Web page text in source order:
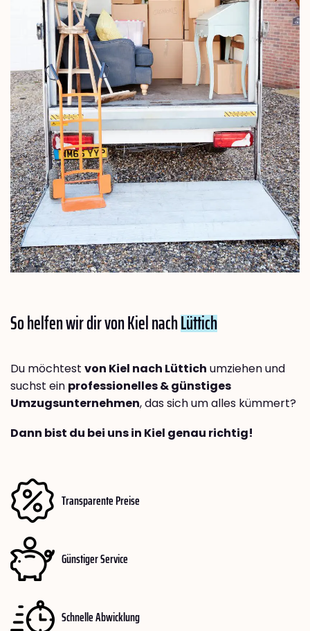
So helfen wir dir von Kiel nachLüttich
Du möchtest von Kiel nach Lüttich umziehen und
suchst ein professionelles & günstiges
Umzugsunternehmen, das sich um alles kümmert?
Dann bist du bei uns in Kiel genau richtig!
Transparente Preise
Günstiger Service
Schnelle Abwicklung